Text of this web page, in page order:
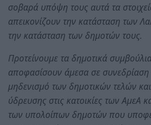
σοβαρά υπόψη τους αυτά τα
απεικονίζουν την κατάσταση των
την κατάσταση των δημοτών τους.
Προτείνουμε τα δημοτικά
αποφασίσουν άμεσα σε συνεδρίαση
μηδενισμό των δημοτικών τελών
ύδρευσης στις κατοικίες των ΑμεΑ
των υπολοίπων δημοτών που